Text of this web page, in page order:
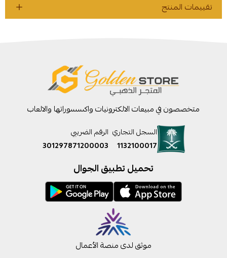
تقييمات المنتج
متخصصون في مبيعات الالكترونيات واكسسوراتها والالعاب
السجل التجاري
1132100017
الرقم الضريبي
301297871200003
تحميل تطبيق الجوال
موثق لدى منصة الأعمال